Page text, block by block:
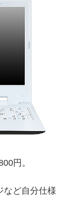
円。
など自分仕様